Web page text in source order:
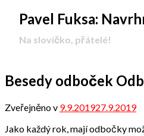
Pavel Fuksa:
-
Na slovíčko, přátelé!
Besedy odboček
Zveřejněno v 9.9.201927.9.2019od
Jako každý rok, mají odbočky